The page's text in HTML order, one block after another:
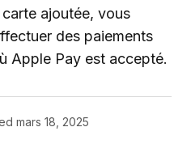
ajoutée, vous
des paiements
Apple Pay est accepté.
mars 18, 2025